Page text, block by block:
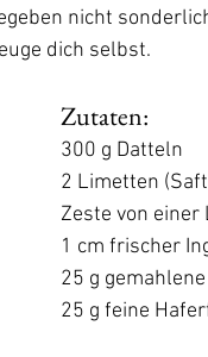
nicht
dich selbst.
Zutaten:
300 g Datteln
2 Limetten
Zeste von einer
1 cm frischer
25 g
25 g feine